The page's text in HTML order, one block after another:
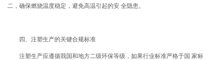
二，确保燃烧温度稳定，避免高温引起的安 全隐患。
四、注塑生产的关键合规标准
注塑生产应遵循我国和地方二级环保等级，如果行业标准严格于国 家标